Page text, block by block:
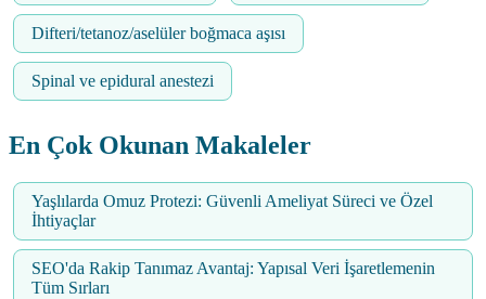
Difteri/tetanoz/aselüler boğmaca aşısı
Spinal ve epidural anestezi
En Çok Okunan Makaleler
Yaşlılarda Omuz Protezi: Güvenli Ameliyat Süreci ve Özel
İhtiyaçlar
SEO'da Rakip Tanımaz Avantaj: Yapısal Veri İşaretlemenin
Tüm Sırları